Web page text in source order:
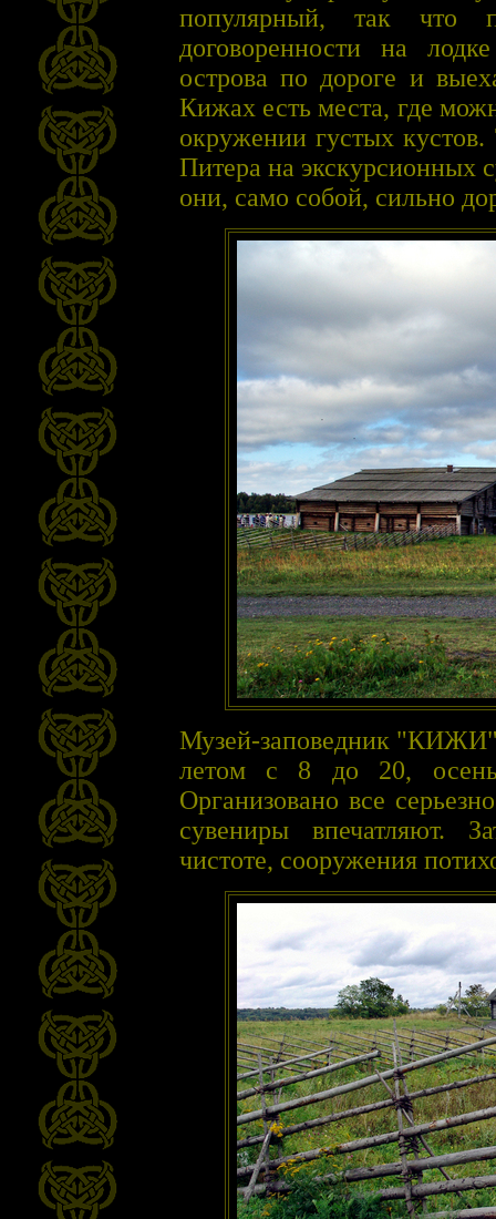
популярный, так
договоренности на
острова по дороге и
Кижах есть места, где
окружении густых
Питера на экскурсионных
они, само собой, сильно
Музей-заповедник "КИЖИ"
летом с 8 до 20,
Организовано все
сувениры впечатляют.
чистоте, сооружения